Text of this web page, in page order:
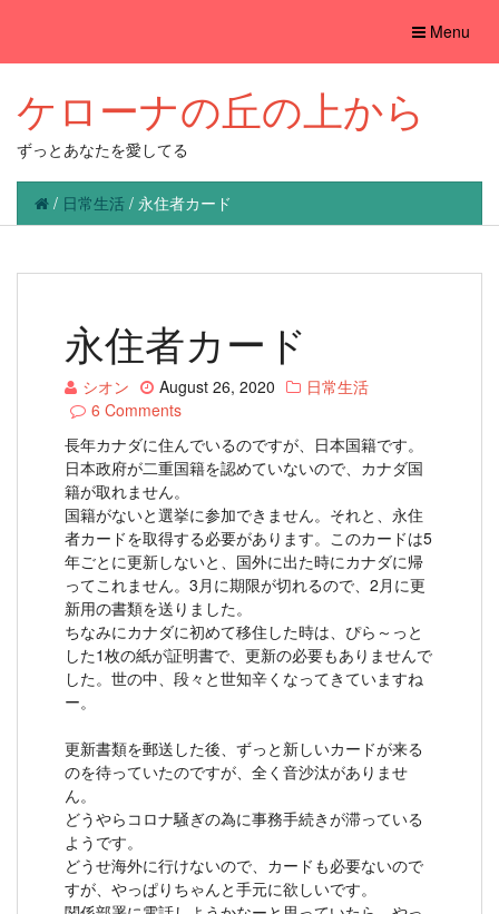
Toggle
Menu
ケローナの丘の上から
ずっとあなたを愛してる
/ 日常生活 / 永住者カード
永住者カード
シオン August 26, 2020
日常生活
6 Comments
長年カナダに住んでいるのですが、日本国籍です。
日本政府が二重国籍を認めていないので、カナダ国
籍が取れません。
国籍がないと選挙に参加できません。それと、永住
者カードを取得する必要があります。このカードは5
年ごとに更新しないと、国外に出た時にカナダに帰
ってこれません。3月に期限が切れるので、2月に更
新用の書類を送りました。
ちなみにカナダに初めて移住した時は、ぴら～っと
した1枚の紙が証明書で、更新の必要もありませんで
した。世の中、段々と世知辛くなってきていますね
ー。
更新書類を郵送した後、ずっと新しいカードが来る
のを待っていたのですが、全く音沙汰がありませ
ん。
どうやらコロナ騒ぎの為に事務手続きが滞っている
ようです。
どうせ海外に行けないので、カードも必要ないので
すが、やっぱりちゃんと手元に欲しいです。